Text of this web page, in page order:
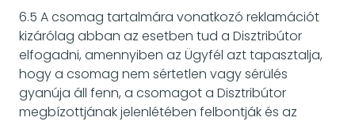
6.5 A csomag tartalmára vonatkozó reklamációt
kizárólag abban az esetben tud a Disztribútor
elfogadni, amennyiben az Ügyfél azt tapasztalja,
hogy a csomag nem sértetlen vagy sérülés
gyanúja áll fenn, a csomagot a Disztribútor
megbízottjának jelenlétében felbontják és az